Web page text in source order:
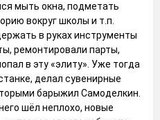
мыть окна, подметать
вокруг школы и т.п.
в руках инструменты
ремонтировали парты,
в эту «элиту». Уже тогда
делал сувенирные
барыжил Самоделкин.
шёл неплохо, новые